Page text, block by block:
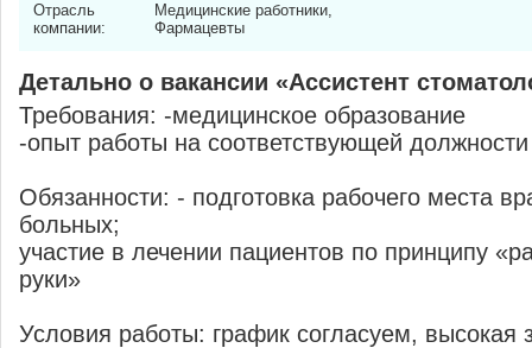
Отрасль
компании:
Медицинские работники,
Фармацевты
Детально о вакансии «Ассистент
Требования: -медицинское образование
-опыт работы на соответствующей
Обязанности: - подготовка рабочего места
больных;
участие в лечении пациентов по принципу
руки»
Условия работы: график согласуем, высокая